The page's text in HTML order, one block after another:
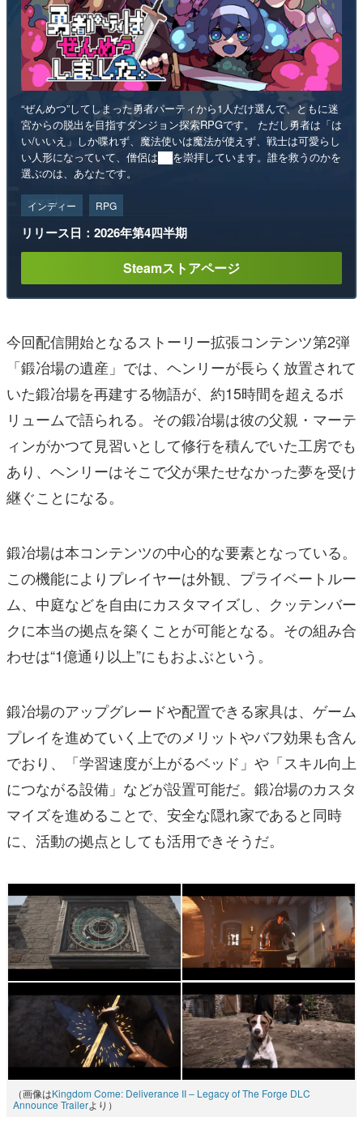
“ぜんめつ”してしまった勇者パーティから1人だけ選んで、ともに迷
宮からの脱出を目指すダンジョン探索RPGです。 ただし勇者は「は
い/いいえ」しか喋れず、魔法使いは魔法が使えず、戦士は可愛らし
い人形になっていて、僧侶は██を崇拝しています。誰を救うのかを
選ぶのは、あなたです。
インディー RPG
リリース日：2026年第4四半期
Steamストアページ
今回配信開始となるストーリー拡張コンテンツ第2弾
「鍛冶場の遺産」では、ヘンリーが長らく放置されて
いた鍛冶場を再建する物語が、約15時間を超えるボ
リュームで語られる。その鍛冶場は彼の父親・マーテ
ィンがかつて見習いとして修行を積んでいた工房でも
あり、ヘンリーはそこで父が果たせなかった夢を受け
継ぐことになる。
鍛冶場は本コンテンツの中心的な要素となっている。
この機能によりプレイヤーは外観、プライベートルー
ム、中庭などを自由にカスタマイズし、クッテンバー
クに本当の拠点を築くことが可能となる。その組み合
わせは“1億通り以上”にもおよぶという。
鍛冶場のアップグレードや配置できる家具は、ゲーム
プレイを進めていく上でのメリットやバフ効果も含ん
でおり、「学習速度が上がるベッド」や「スキル向上
につながる設備」などが設置可能だ。鍛冶場のカスタ
マイズを進めることで、安全な隠れ家であると同時
に、活動の拠点としても活用できそうだ。
（画像はKingdom Come: Deliverance II – Legacy of The Forge DLC
Announce Trailerより）